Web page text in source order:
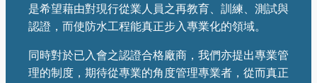
是希望藉由對現行從業人員之再教育、訓練、測試與
認證，而使防水工程能真正步入專業化的領域。
同時對於已入會之認證合格廠商，我們亦提出專業管
理的制度，期待從專業的角度管理專業者，從而真正